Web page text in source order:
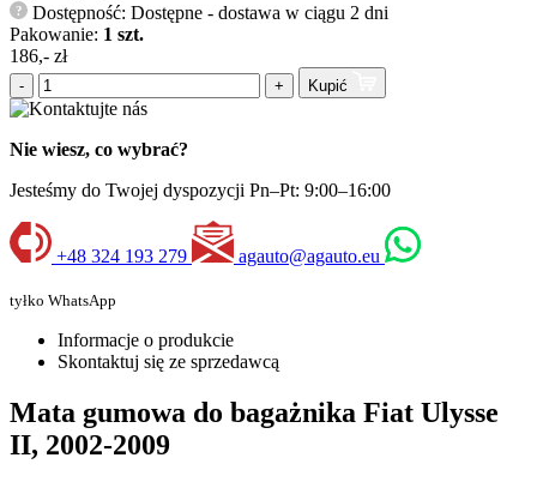
?
Dostępność: Dostępne - dostawa w ciągu 2 dni
Pakowanie: 1 szt.
186,- zł
- + Kupić
Nie wiesz, co wybrać?
Jesteśmy do Twojej dyspozycji Pn–Pt: 9:00–16:00
+48 324 193 279 agauto@agauto.eu
tyłko WhatsApp
Informacje o produkcie
Skontaktuj się ze sprzedawcą
Mata gumowa do bagażnika Fiat Ulysse
II, 2002-2009